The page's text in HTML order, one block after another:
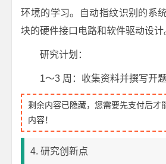
环境的学习。自动指纹识别的系
块的硬件接口电路和软件驱动设计
研究计划：
1～3 周：收集资料并撰写开
剩余内容已隐藏，您需要先支付后才
内容！
4. 研究创新点